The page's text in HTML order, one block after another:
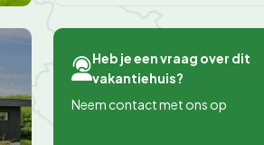
Heb je een vraag over dit
vakantiehuis?
Neem contact met ons op